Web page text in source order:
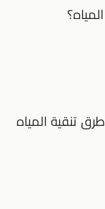
تنقية المياه